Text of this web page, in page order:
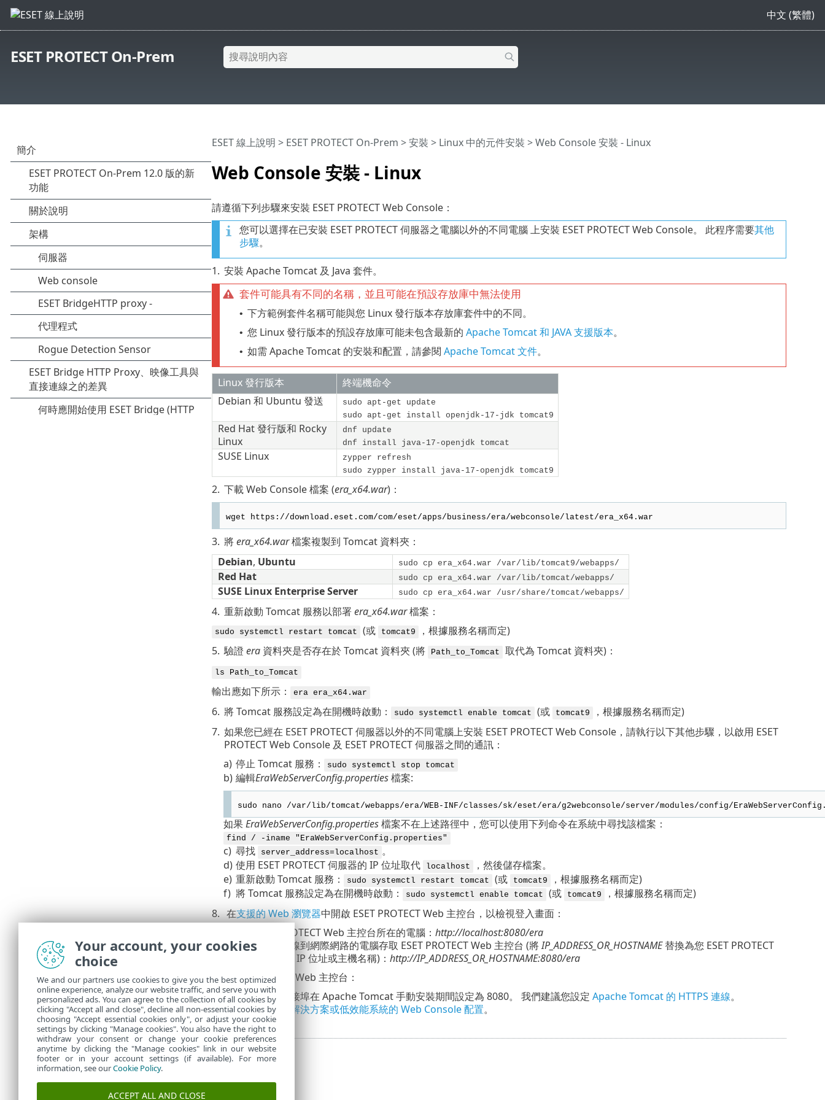
中文 (繁體)
ESET PROTECT On-Prem
Web Console 安裝 - Linux
ESET 線上說明 > ESET PROTECT On-Prem >安裝 > Linux 中的元件安裝 > Web Console 安裝 - Linux
請遵循下列步驟來安裝 ESET PROTECT Web Console：
您可以選擇在已安裝 ESET PROTECT 伺服器之電腦以外的不同電腦 上安裝 ESET PROTECT Web Console。 此程序需要其他
步驟。
1. 安裝 Apache Tomcat 及 Java 套件。
套件可能具有不同的名稱，並且可能在預設存放庫中無法使用
• 下方範例套件名稱可能與您 Linux 發行版本存放庫套件中的不同。
• 您 Linux 發行版本的預設存放庫可能未包含最新的 Apache Tomcat 和 JAVA 支援版本。
• 如需 Apache Tomcat 的安裝和配置，請參閱 Apache Tomcat 文件。
Linux 發行版本
終端機命令
Debian 和 Ubuntu 發送
sudo apt-get update
sudo apt-get install openjdk-17-jdk tomcat9
Red Hat發行版和 Rocky
Linux
dnf update
dnf install java-17-openjdk tomcat
SUSE Linux
zypper refresh
sudo zypper install java-17-openjdk tomcat9
2. 下載 Web Console 檔案 (era_x64.war)：
wget https://download.eset.com/com/eset/apps/business/era/webconsole/latest/era_x64.war
3. 將era_x64.war檔案複製到 Tomcat 資料夾：
Debian, Ubuntu sudo cp era_x64.war /var/lib/tomcat9/webapps/
Red Hat sudo cp era_x64.war /var/lib/tomcat/webapps/
SUSE Linux Enterprise Server sudo cp era_x64.war /usr/share/tomcat/webapps/
4. 重新啟動 Tomcat 服務以部署era_x64.war檔案：
sudo systemctl restart tomcat (或 tomcat9
，根據服務名稱而定)
5. 驗證 era資料夾是否存在於 Tomcat 資料夾 (將 Path_to_Tomcat 取代為 Tomcat 資料夾)：
ls Path_to_Tomcat
輸出應如下所示： era era_x64.war
6. 將 Tomcat 服務設定為在開機時啟動： sudo systemctl enable tomcat (或 tomcat9
，根據服務名稱而定)
7. 如果您已經在 ESET PROTECT 伺服器以外的不同電腦上安裝 ESET PROTECT Web Console，請執行以下其他步驟，以啟用 ESET
PROTECT Web Console 及 ESET PROTECT 伺服器之間的通訊：
a) 停止 Tomcat 服務： sudo systemctl stop tomcat
b) 編輯EraWebServerConfig.properties檔案:
sudo nano /var/lib/tomcat/webapps/era/WEB-INF/classes/sk/eset/era/g2webconsole/server/modules/config/
如果EraWebServerConfig.properties檔案不在上述路徑中，您可以使用下列命令在系統中尋找該檔案：
find / -iname "EraWebServerConfig.properties"
c) 尋找 server_address=localhost 。
d) 使用 ESET PROTECT 伺服器的 IP 位址取代 localhost
，然後儲存檔案。
e) 重新啟動 Tomcat 服務： sudo systemctl restart tomcat (或 tomcat9
，根據服務名稱而定)
f) 將 Tomcat 服務設定為在開機時啟動： sudo systemctl enable tomcat (或 tomcat9
，根據服務名稱而定)
8. 在支援的 Web 瀏覽器中開啟 ESET PROTECT Web 主控台，以檢視登入畫面：
主控 ESET PROTECT Web 主控台所在的電腦： http://localhost:8080/era
• 從任何可以連線到網際網路的電腦存取 ESET PROTECT Web 主控台 (將IP_ADDRESS_OR_HOSTNAME替換為您 ESET PROTECT
Web 主控台的 IP 位址或主機名稱)： http://IP_ADDRESS_OR_HOSTNAME:8080/era
9. 安裝完成後配置 Web 主控台：
• 預設 HTTP 連接埠在 Apache Tomcat 手動安裝期間設定為 8080。 我們建議您設定 Apache Tomcat 的 HTTPS 連線。
• 另請參閱企業解決方案或低效能系統的 Web Console 配置。
Your account, your cookies
choice
We and our partners use cookies to give you the best optimized
online experience, analyze our website traffic, and serve you with
personalized ads. You can agree to the collection of all cookies by
clicking "Accept all and close", decline all non-essential cookies by
choosing "Accept essential cookies only", or adjust your cookie
settings by clicking "Manage cookies". You also have the right to
withdraw your consent or change your cookie preferences
anytime by clicking the "Manage cookies" link in our website
footer or in your account settings (if available). For more
information, see ourCookie Policy.
ACCEPT ALL AND CLOSE